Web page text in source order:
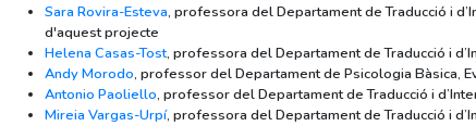
Sara Rovira-Esteva, professora del Departament de Traducció i
d'aquest projecte
Helena Casas-Tost, professora del Departament de Traducció i
Andy Morodo, professor del Departament de Psicologia Bàsica,
Antonio Paoliello, professor del Departament de Traducció i
Mireia Vargas-Urpí, professora del Departament de Traducció i